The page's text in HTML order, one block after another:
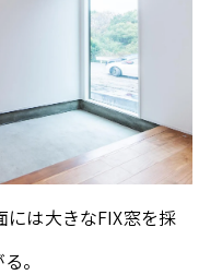
は大きなFIX窓を採
。